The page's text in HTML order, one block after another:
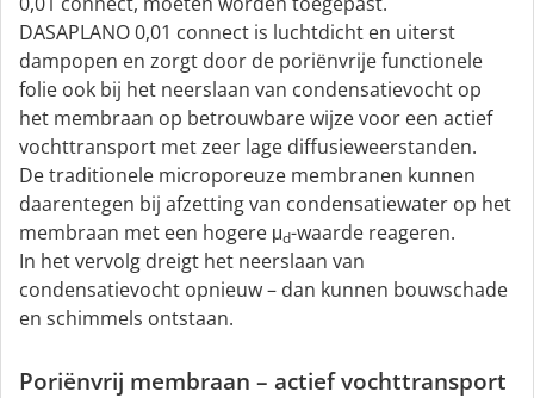
DASAPLANO 0,01 connect is luchtdicht en uiterst
dampopen en zorgt door de poriënvrije functionele
folie ook bij het neerslaan van condensatievocht op
het membraan op betrouwbare wijze voor een actief
vochttransport met zeer lage diffusieweerstanden.
De traditionele microporeuze membranen kunnen
daarentegen bij afzetting van condensatiewater op het
membraan met een hogere μd-waarde reageren.
In het vervolg dreigt het neerslaan van
condensatievocht opnieuw – dan kunnen bouwschade
en schimmels ontstaan.
Poriënvrij membraan – actief vochttransport